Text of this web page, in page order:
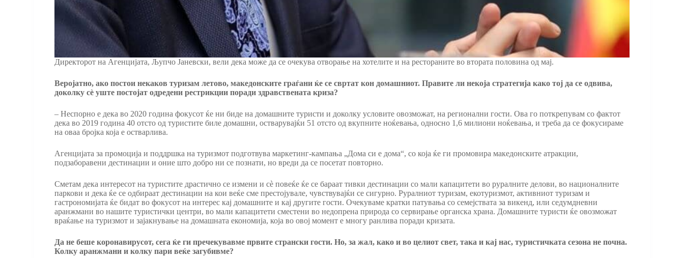
Директорот на Агенцијата, Љупчо Јаневски, вели дека може да се очекува отворање на хотелите и на рестораните во втората половина од мај.
Веројатно, ако постои некаков туризам летово, македонските граѓани ќе се свртат кон домашниот. Правите ли некоја стратегија како тој да се одвива,
доколку сѐ уште постојат одредени рестрикции поради здравствената криза?
– Неспорно е дека во 2020 година фокусот ќе ни биде на домашните туристи и доколку условите овозможат, на регионални гости. Ова го поткрепувам со фактот
дека во 2019 година 40 отсто од туристите биле домашни, остварувајќи 51 отсто од вкупните ноќевања, односно 1,6 милиони ноќевања, и треба да се фокусираме
на оваа бројка која е остварлива.
Агенцијата за промоција и поддршка на туризмот подготвува маркетинг-кампања „Дома си е дома“, со која ќе ги промовира македонските атракции,
подзаборавени дестинации и оние што добро ни се познати, но вреди да се посетат повторно.
Сметам дека интересот на туристите драстично се измени и сѐ повеќе ќе се бараат тивки дестинации со мали капацитети во руралните делови, во националните
паркови и дека ќе се одбираат дестинации на кои веќе сме престојувале, чувствувајќи се сигурно. Руралниот туризам, екотуризмот, активниот туризам и
гастрономијата ќе бидат во фокусот на интерес кај домашните и кај другите гости. Очекуваме кратки патувања со семејствата за викенд, или седумдневни
аранжмани во нашите туристички центри, во мали капацитети сместени во недопрена природа со сервирање органска храна. Домашните туристи ќе овозможат
враќање на туризмот и зајакнување на домашната економија, која во овој момент е многу ранлива поради кризата.
Да не беше коронавирусот, сега ќе ги пречекувавме првите странски гости. Но, за жал, како и во целиот свет, така и кај нас, туристичката сезона не почна.
Колку аранжмани и колку пари веќе загубивме?